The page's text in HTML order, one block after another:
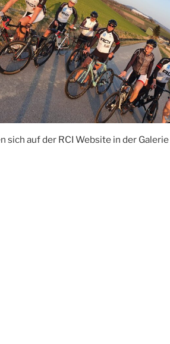
sich auf der RCI Website in der Galerie